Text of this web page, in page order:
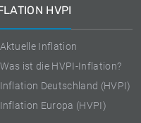
HVPI
Aktuelle Inflation
Was ist die HVPI-Inflation?
Inflation Deutschland (HVPI)
Inflation Europa (HVPI)